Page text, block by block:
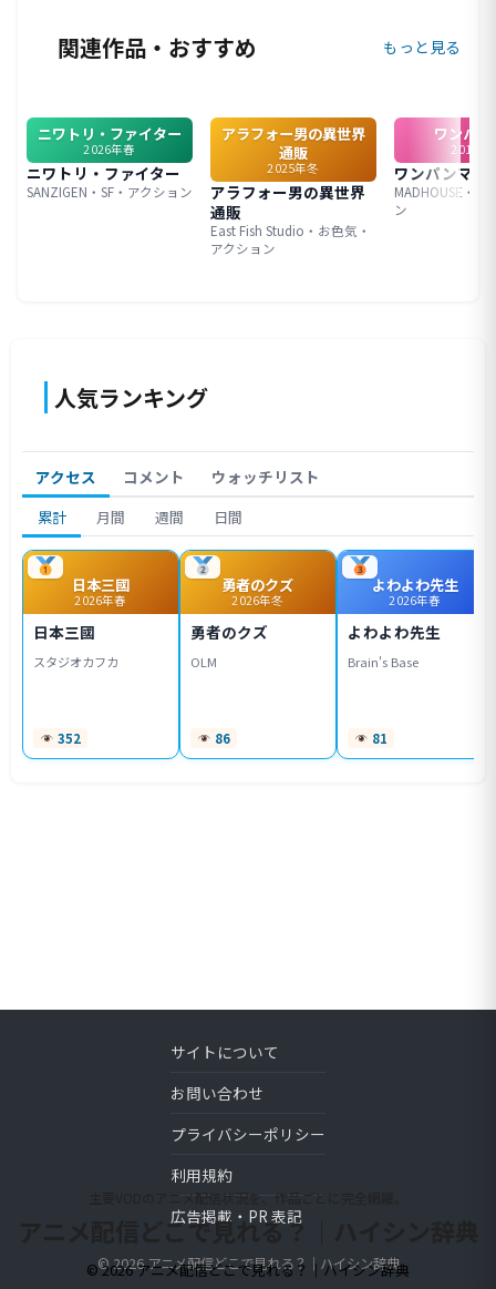
関連作品・おすすめ もっと見る
ニワトリ・ファイター
2026年春
ニワトリ・ファイター
SANZIGEN・SF・アクション
アラフォー男の異世界
通販
2025年冬
アラフォー男の異世界
通販
East Fish Studio・お色気・
アクション
ワンパン
2015年
ワンパンマン
MADHOUSE・
ン
人気ランキング
アクセス コメント ウォッチリスト
累計 月間 週間 日間
日本三國
2026年春
日本三國
スタジオカフカ
352
勇者のクズ
2026年冬
勇者のクズ
OLM
86
よわよわ先生
2026年春
よわよわ先生
Brain's Base
81
主要VODのアニメ配信状況を、作品ごとに完全網羅。
アニメ配信どこで見れる？｜ハイシン辞典
© 2026 アニメ配信どこで見れる？｜ハイシン辞典
サイトについて
お問い合わせ
プライバシーポリシー
利用規約
広告掲載・PR 表記
© 2026 アニメ配信どこで見れる？｜ハイシン辞典